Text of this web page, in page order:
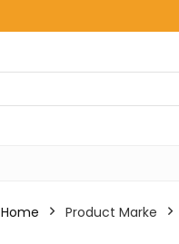
Home Product Marke